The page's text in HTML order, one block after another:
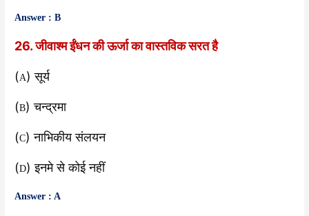
Answer : B
26. जीवाश्म ईंधन की ऊर्जा का वास्तविक सरत है
(A) सूर्य
(B) चन्द्रमा
(C) नाभिकीय संलयन
(D) इनमे से कोई नहीं
Answer : A